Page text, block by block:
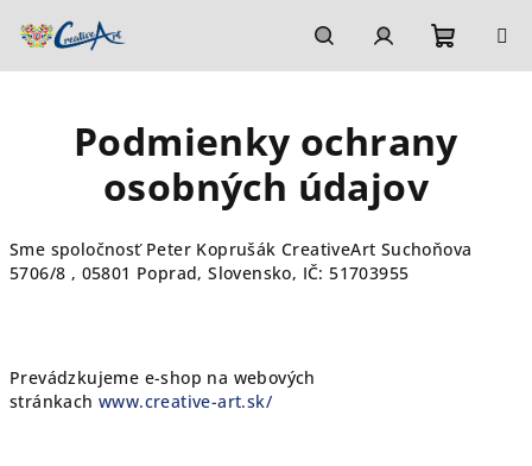
HľadaťPrihlásenie
košík
Podmienky ochrany
osobných údajov
Sme spoločnosť Peter Koprušák CreativeArt Suchoňova
5706/8 , 05801 Poprad, Slovensko, IČ: 51703955
Prevádzkujeme e-shop na webových
stránkachwww.creative-art.sk/